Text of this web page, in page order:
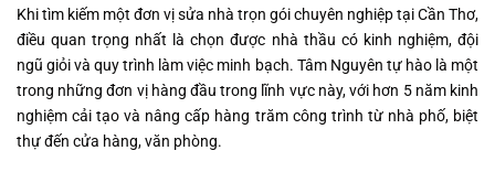
Khi tìm kiếm một đơn vị sửa nhà trọn gói chuyên nghiệp tại Cần Thơ,
điều quan trọng nhất là chọn được nhà thầu có kinh nghiệm, đội
ngũ giỏi và quy trình làm việc minh bạch. Tâm Nguyên tự hào là một
trong những đơn vị hàng đầu trong lĩnh vực này, với hơn 5 năm kinh
nghiệm cải tạo và nâng cấp hàng trăm công trình từ nhà phố, biệt
thự đến cửa hàng, văn phòng.